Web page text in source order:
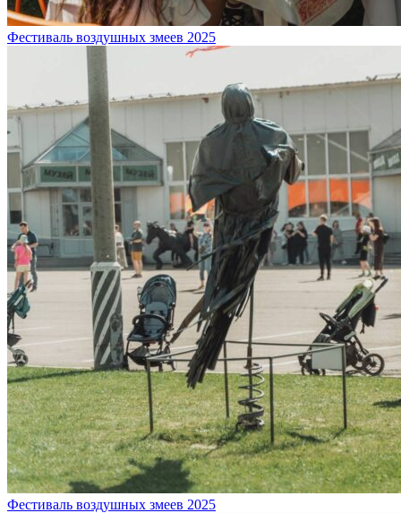
Фестиваль воздушных змеев 2025
Фестиваль воздушных змеев 2025